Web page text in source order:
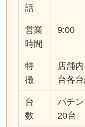
話
営業
時間
9:00
特
徴
店舗
台各台
台
数
パチ
20台